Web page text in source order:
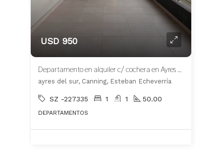
USD 950
Departamento en alquiler c/ cochera en Ayres del Sur Canning
ayres del sur, Canning, Esteban Echeverría
SZ -227335 1 1 50.00
DEPARTAMENTOS